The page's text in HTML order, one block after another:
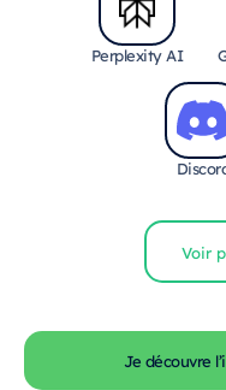
Perplexity AI
Voir
Je découvre